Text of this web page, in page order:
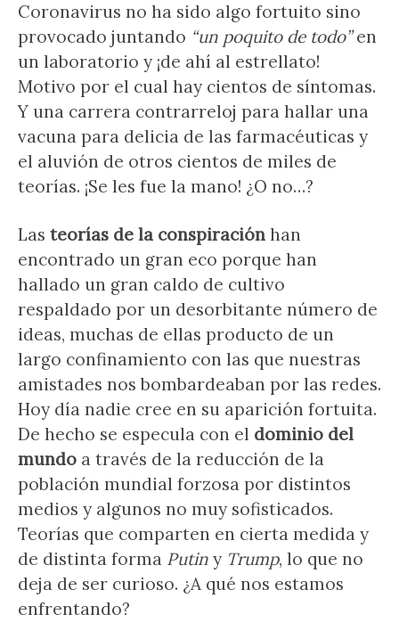
Coronavirus no ha sido algo fortuito sino
provocado juntando “un poquito de todo”en
un laboratorio y ¡de ahí al estrellato!
Motivo por el cual hay cientos de síntomas.
Y una carrera contrarreloj para hallar una
vacuna para delicia de las farmacéuticas y
el aluvión de otros cientos de miles de
teorías. ¡Se les fue la mano! ¿O no…?
Las teorías de la conspiración han
encontrado un gran eco porque han
hallado un gran caldo de cultivo
respaldado por un desorbitante número de
ideas, muchas de ellas producto de un
largo confinamiento con las que nuestras
amistades nos bombardeaban por las redes.
Hoy día nadie cree en su aparición fortuita.
De hecho se especula con el dominio del
mundo a través de la reducción de la
población mundial forzosa por distintos
medios y algunos no muy sofisticados.
Teorías que comparten en cierta medida y
de distinta forma Putin y Trump, lo que no
deja de ser curioso. ¿A qué nos estamos
enfrentando?